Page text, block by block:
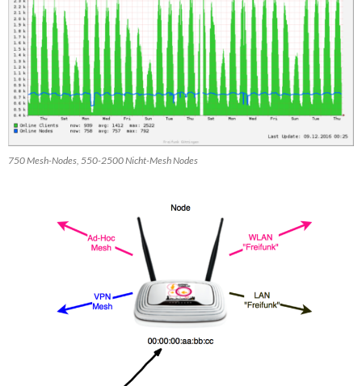
750 Mesh-Nodes, 550-2500 Nicht-Mesh Nodes